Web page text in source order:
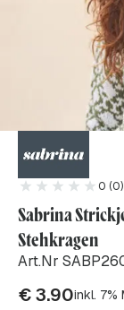
0 (0)
Sabrina
Stehkragen
Art.Nr
€3.90inkl. 7%